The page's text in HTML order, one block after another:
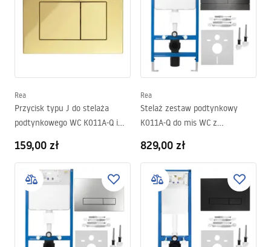
Rea
Przycisk typu J do stelaża
podtynkowego WC K011A-Q i
159,00 zł
Rea
Stelaż zestaw podtynkowy
K011A-Q do mis WC z
829,00 zł